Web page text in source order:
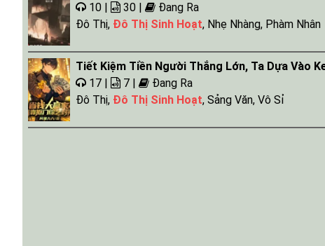
10 |
30 |
Đang Ra
Đô Thị, Đô Thị Sinh Hoạt, Nhẹ Nhàng, Phàm Nhân
Tiết Kiệm Tiền Người Thắng Lớn, Ta Dựa Vào
17 |
7 |
Đang Ra
Đô Thị, Đô Thị Sinh Hoạt, Sảng Văn, Vô Sỉ